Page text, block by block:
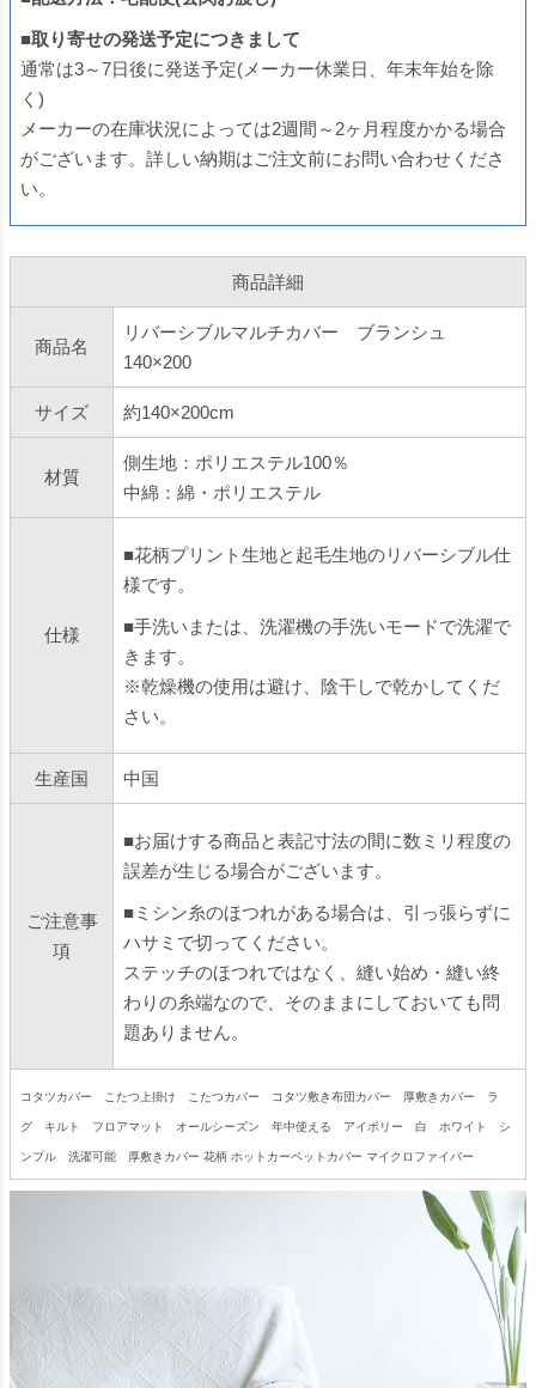
■取り寄せの発送予定につきまして
通常は3～7日後に発送予定(メーカー休業日、年末年始を除
く)
メーカーの在庫状況によっては2週間～2ヶ月程度かかる場合
がございます。詳しい納期はご注文前にお問い合わせくださ
い。
商品詳細
商品名
リバーシブルマルチカバー ブランシュ
140×200
サイズ 約140×200cm
材質
側生地：ポリエステル100％
中綿：綿・ポリエステル
仕様
■花柄プリント生地と起毛生地のリバーシブル仕
様です。
■手洗いまたは、洗濯機の手洗いモードで洗濯で
きます。
※乾燥機の使用は避け、陰干しで乾かしてくだ
さい。
生産国 中国
ご注意事
項
■お届けする商品と表記寸法の間に数ミリ程度の
誤差が生じる場合がございます。
■ミシン糸のほつれがある場合は、引っ張らずに
ハサミで切ってください。
ステッチのほつれではなく、縫い始め・縫い終
わりの糸端なので、そのままにしておいても問
題ありません。
コタツカバー こたつ上掛け こたつカバー コタツ敷き布団カバー 厚敷きカバー ラ
グ キルト フロアマット オールシーズン 年中使える アイボリー 白 ホワイト シ
ンプル 洗濯可能 厚敷きカバー 花柄 ホットカーペットカバー マイクロファイバー